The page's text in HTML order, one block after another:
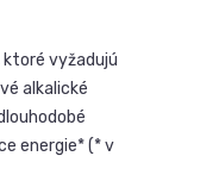
ktoré vyžadujú
alkalické
energie* (* v